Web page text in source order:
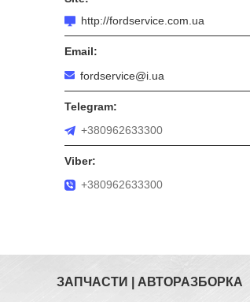
http://fordservice.com.ua
fordservice@i.ua
+380962633300
+380962633300
ЗАПЧАСТИ | АВТОРАЗБОРКА